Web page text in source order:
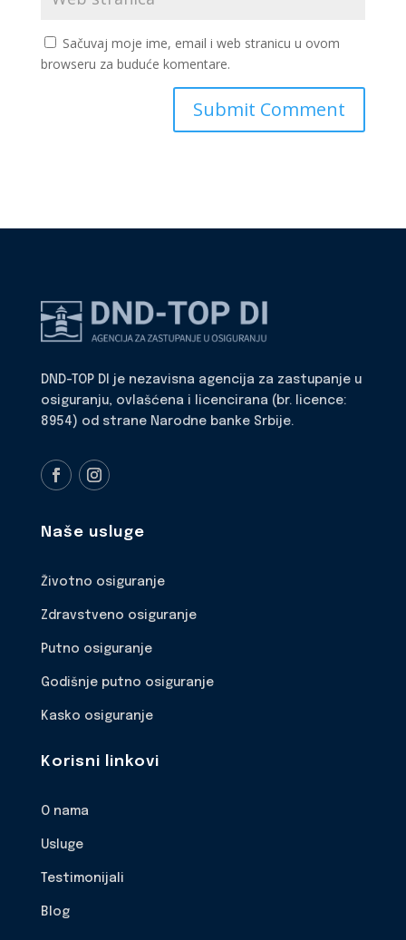
Sačuvaj moje ime, email i web stranicu u ovom
browseru za buduće komentare.
DND-TOP DI je nezavisna agencija za zastupanje u
osiguranju, ovlašćena i licencirana (br. licence:
8954) od strane Narodne banke Srbije.
Naše usluge
Životno osiguranje
Zdravstveno osiguranje
Putno osiguranje
Godišnje putno osiguranje
Kasko osiguranje
Korisni linkovi
O nama
Usluge
Testimonijali
Blog